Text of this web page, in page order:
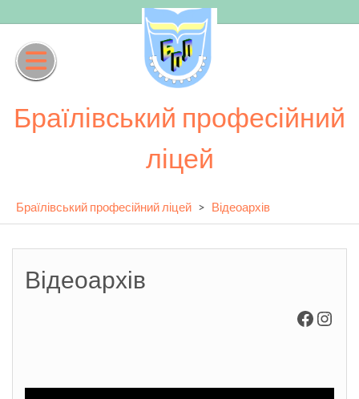
to
content
Браїлівський професійний
ліцей
Браїлівський професійний ліцей > Відеоархів
Відеоархів